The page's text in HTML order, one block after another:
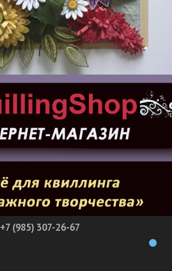
+7 (985) 307-26-67